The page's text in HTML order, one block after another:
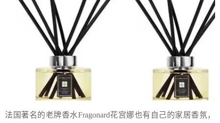
法国著名的老牌香水Fragonard花宫娜也有自己的家居香氛，